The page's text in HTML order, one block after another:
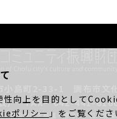
）
FAX 042-441-
と社会秩序を尊重・遵守し、個人情報
性向上を目的として
ポリシー 」をご覧くださ